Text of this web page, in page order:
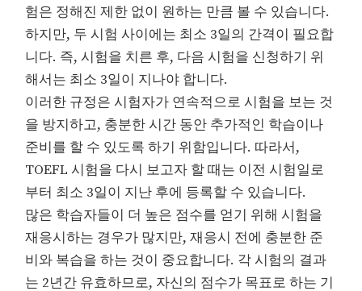
험은 정해진 제한 없이 원하는 만큼 볼 수 있습니다.
하지만, 두 시험 사이에는 최소 3일의 간격이 필요합
니다. 즉, 시험을 치른 후, 다음 시험을 신청하기 위
해서는 최소 3일이 지나야 합니다.
이러한 규정은 시험자가 연속적으로 시험을 보는 것
을 방지하고, 충분한 시간 동안 추가적인 학습이나
준비를 할 수 있도록 하기 위함입니다. 따라서,
TOEFL 시험을 다시 보고자 할 때는 이전 시험일로
부터 최소 3일이 지난 후에 등록할 수 있습니다.
많은 학습자들이 더 높은 점수를 얻기 위해 시험을
재응시하는 경우가 많지만, 재응시 전에 충분한 준
비와 복습을 하는 것이 중요합니다. 각 시험의 결과
는 2년간 유효하므로, 자신의 점수가 목표로 하는 기